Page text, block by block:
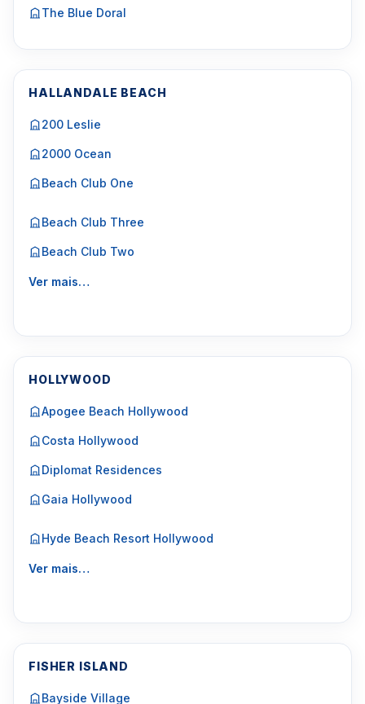
The Blue Doral
HALLANDALE BEACH
200 Leslie
2000 Ocean
Beach Club One
Beach Club Three
Beach Club Two
Ver mais…
HOLLYWOOD
Apogee Beach Hollywood
Costa Hollywood
Diplomat Residences
Gaia Hollywood
Hyde Beach Resort Hollywood
Ver mais…
FISHER ISLAND
Bayside Village